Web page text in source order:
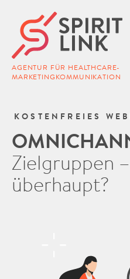
AGENTUR FÜR HEALTHCARE-
MARKETINGKOMMUNIKATION
KOSTENFREIES
Zielgruppen
überhaupt?